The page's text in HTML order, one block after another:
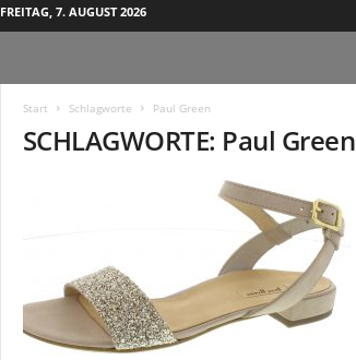
FREITAG, 7. AUGUST 2026
Start Schlagworte Paul Green
SCHLAGWORTE: Paul Green